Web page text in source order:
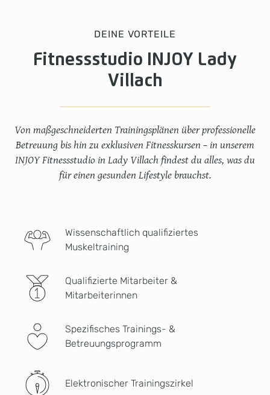
DEINE VORTEILE
Fitnessstudio INJOY Lady
Villach
Von maßgeschneiderten Trainingsplänen über professionelle
Betreuung bis hin zu exklusiven Fitnesskursen – in unserem
INJOY Fitnessstudio in Lady Villach findest du alles, was du
für einen gesunden Lifestyle brauchst.
Wissenschaftlich qualifiziertes
Muskeltraining
Qualifizierte Mitarbeiter &
Mitarbeiterinnen
Spezifisches Trainings- &
Betreuungsprogramm
Elektronischer Trainingszirkel